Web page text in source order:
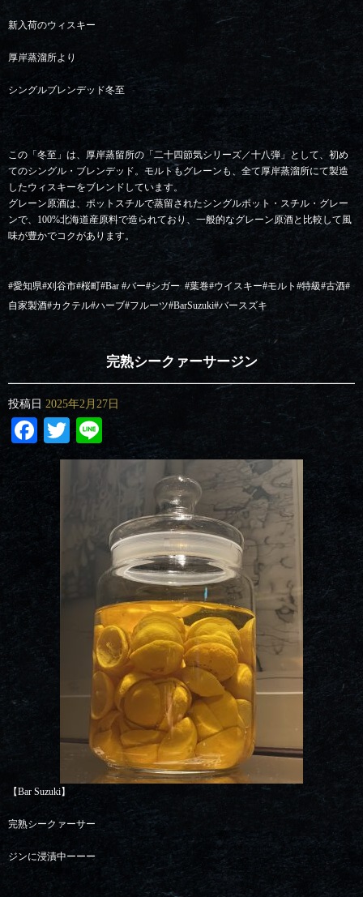
新入荷のウィスキー
厚岸蒸溜所より
シングルブレンデッド冬至
この「冬至」は、厚岸蒸留所の「二十四節気シリーズ／十八弾」として、初め
てのシングル・ブレンデッド。モルトもグレーンも、全て厚岸蒸溜所にて製造
したウィスキーをブレンドしています。
グレーン原酒は、ポットスチルで蒸留されたシングルポット・スチル・グレー
ンで、100%北海道産原料で造られており、一般的なグレーン原酒と比較して風
味が豊かでコクがあります。
#愛知県#刈谷市#桜町#Bar #バー#シガー #葉巻#ウイスキー#モルト#特級#古酒#
自家製酒#カクテル#ハーブ#フルーツ#BarSuzuki#バースズキ
完熟シークァーサージン
投稿日 2025年2月27日
Facebook
Twitter
Line
【Bar Suzuki】
完熟シークァーサー
ジンに浸漬中ーーー